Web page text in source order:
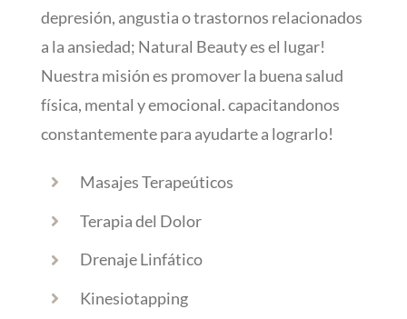
depresión, angustia o trastornos relacionados
a la ansiedad; Natural Beauty es el lugar!
Nuestra misión es promover la buena salud
física, mental y emocional. capacitandonos
constantemente para ayudarte a lograrlo!
Masajes Terapeúticos
Terapia del Dolor
Drenaje Linfático
Kinesiotapping